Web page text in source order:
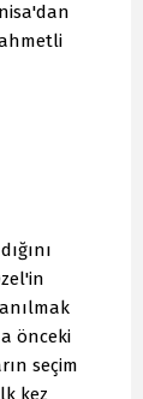
önceki
seçim
kez